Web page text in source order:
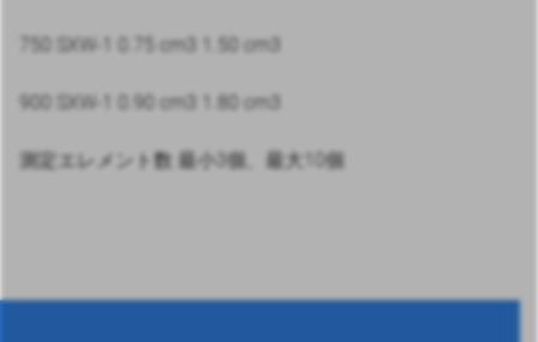
750 SXW-1 0.75 cm3 1.50 cm3
900 SXW-1 0.90 cm3 1.80 cm3
測定エレメント数 最小3個、最大10個